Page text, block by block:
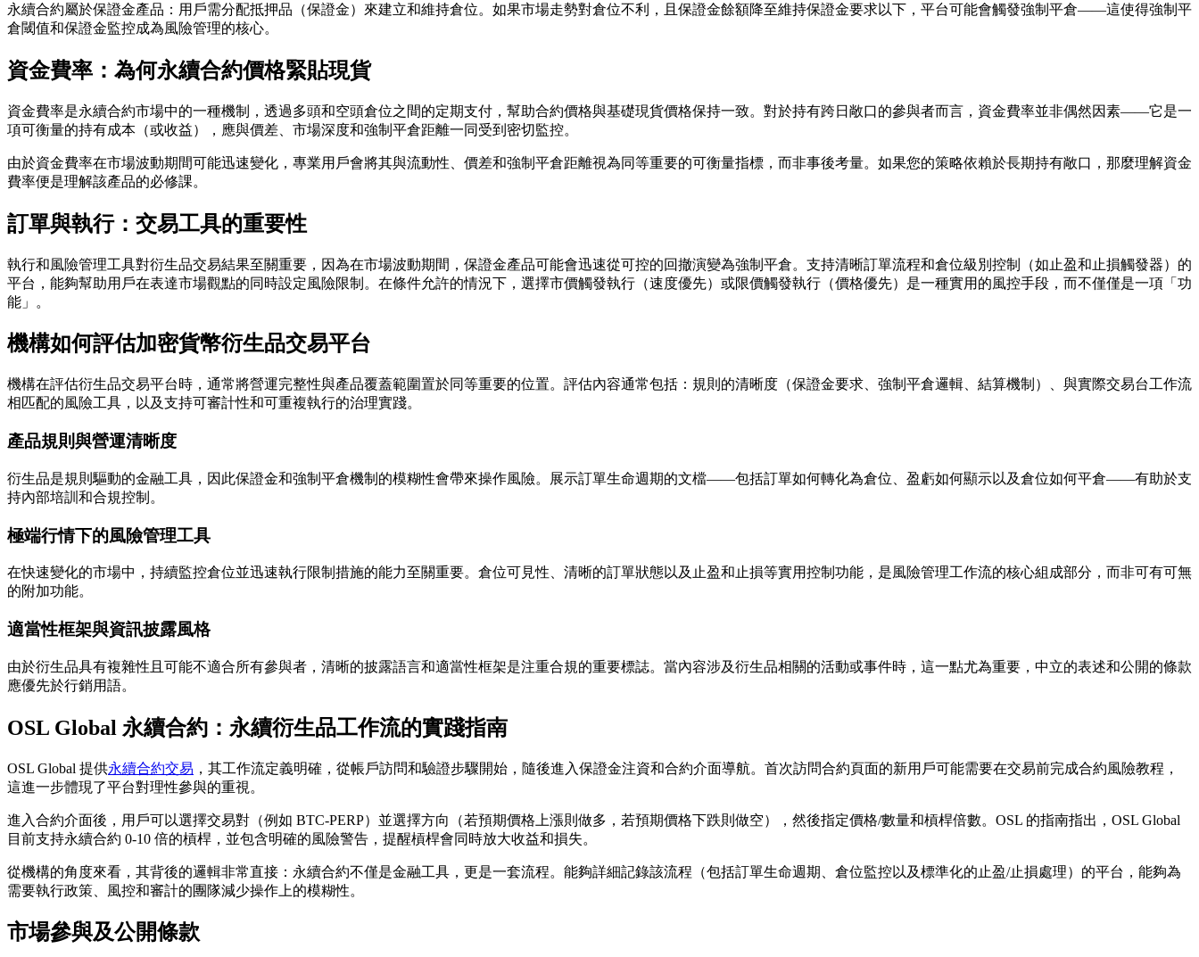
永續合約屬於保證金產品：用戶需分配抵押品（保證金）來建立和維持倉位。如果市場走勢對倉位不利，且保證金餘額降至維持保證金要求以下，平台可能會觸發強制平倉——這使得強制平
倉閾值和保證金監控成為風險管理的核心。
資金費率：為何永續合約價格緊貼現貨
資金費率是永續合約市場中的一種機制，透過多頭和空頭倉位之間的定期支付，幫助合約價格與基礎現貨價格保持一致。對於持有跨日敞口的參與者而言，資金費率並非偶然因素——它是一
項可衡量的持有成本（或收益），應與價差、市場深度和強制平倉距離一同受到密切監控。
由於資金費率在市場波動期間可能迅速變化，專業用戶會將其與流動性、價差和強制平倉距離視為同等重要的可衡量指標，而非事後考量。如果您的策略依賴於長期持有敞口，那麼理解資金
費率便是理解該產品的必修課。
訂單與執行：交易工具的重要性
執行和風險管理工具對衍生品交易結果至關重要，因為在市場波動期間，保證金產品可能會迅速從可控的回撤演變為強制平倉。支持清晰訂單流程和倉位級別控制（如止盈和止損觸發器）的
平台，能夠幫助用戶在表達市場觀點的同時設定風險限制。在條件允許的情況下，選擇市價觸發執行（速度優先）或限價觸發執行（價格優先）是一種實用的風控手段，而不僅僅是一項「功
能」。
機構如何評估加密貨幣衍生品交易平台
機構在評估衍生品交易平台時，通常將營運完整性與產品覆蓋範圍置於同等重要的位置。評估內容通常包括：規則的清晰度（保證金要求、強制平倉邏輯、結算機制）、與實際交易台工作流
相匹配的風險工具，以及支持可審計性和可重複執行的治理實踐。
產品規則與營運清晰度
衍生品是規則驅動的金融工具，因此保證金和強制平倉機制的模糊性會帶來操作風險。展示訂單生命週期的文檔——包括訂單如何轉化為倉位、盈虧如何顯示以及倉位如何平倉——有助於支
持內部培訓和合規控制。
極端行情下的風險管理工具
在快速變化的市場中，持續監控倉位並迅速執行限制措施的能力至關重要。倉位可見性、清晰的訂單狀態以及止盈和止損等實用控制功能，是風險管理工作流的核心組成部分，而非可有可無
的附加功能。
適當性框架與資訊披露風格
由於衍生品具有複雜性且可能不適合所有參與者，清晰的披露語言和適當性框架是注重合規的重要標誌。當內容涉及衍生品相關的活動或事件時，這一點尤為重要，中立的表述和公開的條款
應優先於行銷用語。
OSL Global 永續合約：永續衍生品工作流的實踐指南
OSL Global 提供永續合約交易 ，其工作流定義明確，從帳戶訪問和驗證步驟開始，隨後進入保證金注資和合約介面導航。首次訪問合約頁面的新用戶可能需要在交易前完成合約風險教程，
這進一步體現了平台對理性參與的重視。
進入合約介面後，用戶可以選擇交易對（例如 BTC-PERP）並選擇方向（若預期價格上漲則做多，若預期價格下跌則做空），然後指定價格/數量和槓桿倍數。OSL 的指南指出，OSL Global
目前支持永續合約 0-10 倍的槓桿，並包含明確的風險警告，提醒槓桿會同時放大收益和損失。
從機構的角度來看，其背後的邏輯非常直接：永續合約不僅是金融工具，更是一套流程。能夠詳細記錄該流程（包括訂單生命週期、倉位監控以及標準化的止盈/止損處理）的平台，能夠為
需要執行政策、風控和審計的團隊減少操作上的模糊性。
市場參與及公開條款